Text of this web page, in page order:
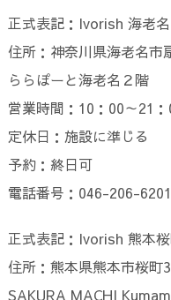
正式表記：Ivorish 海老名
住所：神奈川県海老名市
ららぽーと海老名２階
営業時間：10：00～21
定休日：施設に準じる
予約：終日可
電話番号：046-206-6201
正式表記：Ivorish 熊本
住所：熊本県熊本市桜町
SAKURA MACHI